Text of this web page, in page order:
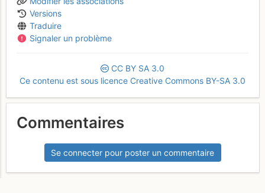
Versions
Traduire
Signaler un problème
CC BY SA 3.0
Ce contenu est sous licence Creative Commons BY-SA 3.0
Commentaires
Se connecter pour poster un commentaire